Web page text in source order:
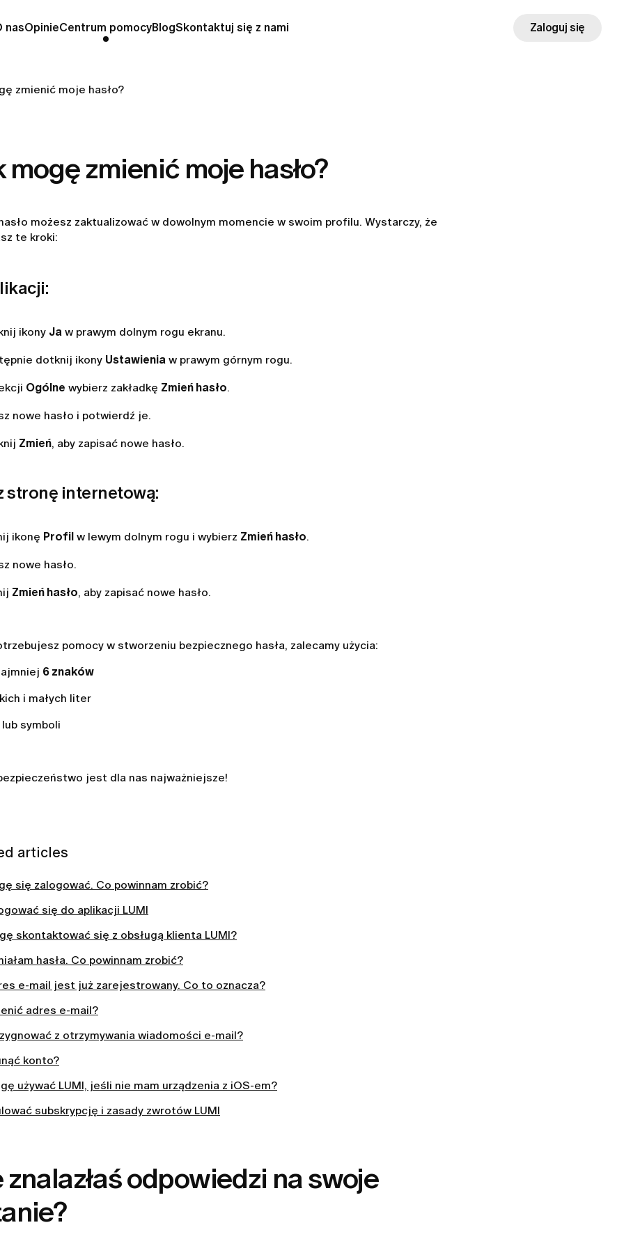
nasOpinieCentrum pomocyBlogSkontaktuj się z nami Zaloguj się
zmienić moje hasło?
mogę zmienić moje hasło?
możesz zaktualizować w dowolnym momencie w swoim profilu. Wystarczy, że
te kroki:
ikony Ja w prawym dolnym rogu ekranu.
dotknij ikony Ustawienia w prawym górnym rogu.
Ogólne wybierz zakładkę Zmień hasło.
nowe hasło i potwierdź je.
Zmień, aby zapisać nowe hasło.
stronę internetową:
ikonę Profil w lewym dolnym rogu i wybierz Zmień hasło.
nowe hasło.
Zmień hasło, aby zapisać nowe hasło.
pomocy w stworzeniu bezpiecznego hasła, zalecamy użycia:
6 znaków
i małych liter
symboli
jest dla nas najważniejsze!
articles
się zalogować. Co powinnam zrobić?
się do aplikacji LUMI
skontaktować się z obsługą klienta LUMI?
hasła. Co powinnam zrobić?
e-mail jest już zarejestrowany. Co to oznacza?
adres e-mail?
z otrzymywania wiadomości e-mail?
konto?
używać LUMI, jeśli nie mam urządzenia z iOS-em?
subskrypcję i zasady zwrotów LUMI
znalazłaś odpowiedzi na swoje